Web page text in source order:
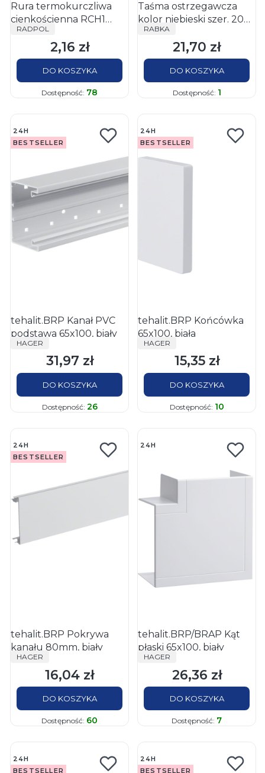
Rura termokurczliwa
cienkościenna RCH1
9,5/4,8x1-BR brązowa 1m
PRODUCENT
RADPOL
Cena
2,16 zł
DO KOSZYKA
Dostępność: 78
Taśma ostrzegawcza
kolor niebieski szer. 20
cm gr. 0,08mm, rolki
100mb; bez nadruku
PRODUCENT
RABKA
Cena
21,70 zł
DO KOSZYKA
Dostępność: 1
24H
BESTSELLER
tehalit.BRP Kanał PVC
podstawa 65x100, biały
PRODUCENT
HAGER
Cena
31,97 zł
DO KOSZYKA
Dostępność: 26
24H
BESTSELLER
tehalit.BRP Końcówka
65x100, biała
PRODUCENT
HAGER
Cena
15,35 zł
DO KOSZYKA
Dostępność: 10
24H
BESTSELLER
tehalit.BRP Pokrywa
kanału 80mm, biały
PRODUCENT
HAGER
Cena
16,04 zł
DO KOSZYKA
Dostępność: 60
24H
tehalit.BRP/BRAP Kąt
płaski 65x100, biały
PRODUCENT
HAGER
Cena
26,36 zł
DO KOSZYKA
Dostępność: 7
24H
BESTSELLER
24H
BESTSELLER